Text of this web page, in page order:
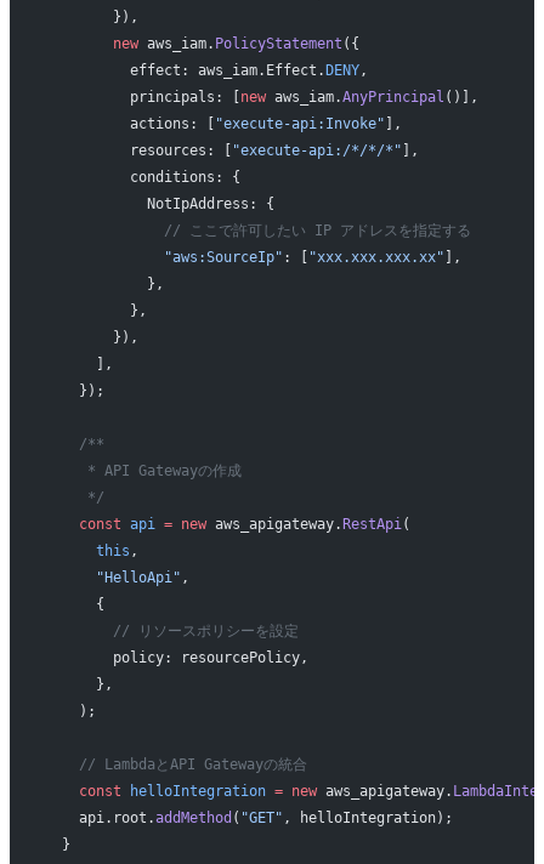
        }),
        new
aws_iam. PolicyStatement ({
          effect: aws_iam.Effect.
DENY,
          principals: [
new aws_iam.AnyPrincipal ()],
          actions: [
"execute-api:Invoke" ],
          resources: [
"execute-api:/*/*/*" ],
          conditions: {
            NotIpAddress: {
              // ここで許可したい IP アドレスを指定する
              "aws:SourceIp"
: [ "xxx.xxx.xxx.xx" ],
            },
          },
        }),
      ],
    });
    /**
     * API Gatewayの作成
     */
    const
api = new aws_apigateway.RestApi (
      this
,
      "HelloApi"
,
      {
        // リソースポリシーを設定
        policy: resourcePolicy,
      },
    );
    // LambdaとAPI Gatewayの統合
    const
helloIntegration = new aws_apigateway.
    api.root.
addMethod ( "GET" , helloIntegration);
  }